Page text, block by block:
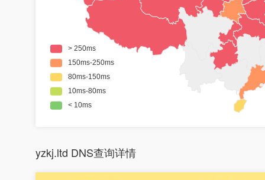
yzkj.ltd DNS查询详情